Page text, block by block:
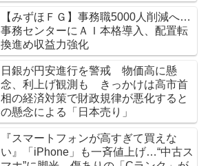
【みずほＦＧ】事務職5000人削減へ…
事務センターにＡＩ本格導入、配置転
換進め収益力強化
日銀が円安進行を警戒 物価高に懸
念、利上げ観測も きっかけは高市首
相の経済対策で財政規律が悪化すると
の懸念による「日本売り」
『スマートフォンが高すぎて買えな
い』「iPhone」も一斉値上げ…“中古ス